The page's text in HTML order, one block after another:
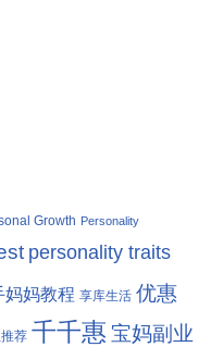
Growth Personality
personality traits
妈妈教程 享库生活 优惠
荐 千千惠 宝妈副业